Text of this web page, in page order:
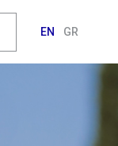
EN GR